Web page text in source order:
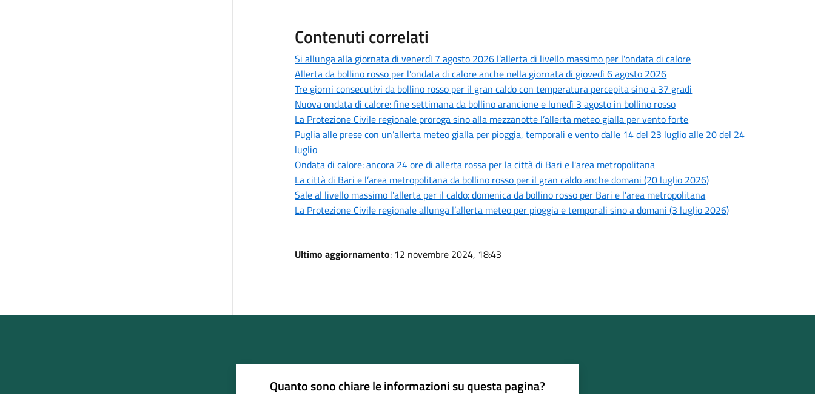
Contenuti correlati
Si allunga alla giornata di venerdì 7 agosto 2026 l’allerta di livello massimo per l'ondata di calore
Allerta da bollino rosso per l'ondata di calore anche nella giornata di giovedì 6 agosto 2026
Tre giorni consecutivi da bollino rosso per il gran caldo con temperatura percepita sino a 37 gradi
Nuova ondata di calore: fine settimana da bollino arancione e lunedì 3 agosto in bollino rosso
La Protezione Civile regionale proroga sino alla mezzanotte l’allerta meteo gialla per vento forte
Puglia alle prese con un’allerta meteo gialla per pioggia, temporali e vento dalle 14 del 23 luglio alle 20 del 24
luglio
Ondata di calore: ancora 24 ore di allerta rossa per la città di Bari e l'area metropolitana
La città di Bari e l’area metropolitana da bollino rosso per il gran caldo anche domani (20 luglio 2026)
Sale al livello massimo l'allerta per il caldo: domenica da bollino rosso per Bari e l'area metropolitana
La Protezione Civile regionale allunga l’allerta meteo per pioggia e temporali sino a domani (3 luglio 2026)
Ultimo aggiornamento: 12 novembre 2024, 18:43
Quanto sono chiare le informazioni su questa pagina?